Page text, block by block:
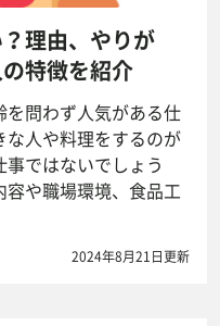
理由、やりが
特徴を紹介
問わず人気がある仕
人や料理をするのが
ではないでしょう
や職場環境、食品工
2024年8月21日更新